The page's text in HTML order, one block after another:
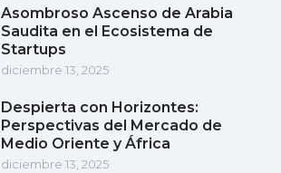
Asombroso Ascenso de Arabia
Saudita en el Ecosistema de
Startups
diciembre 13, 2025
Despierta con Horizontes:
Perspectivas del Mercado de
Medio Oriente y África
diciembre 13, 2025